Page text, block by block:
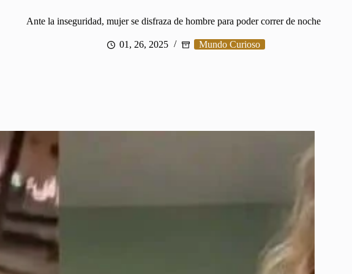
Ante la inseguridad, mujer se disfraza de hombre para poder correr de noche
01, 26, 2025 Mundo Curioso